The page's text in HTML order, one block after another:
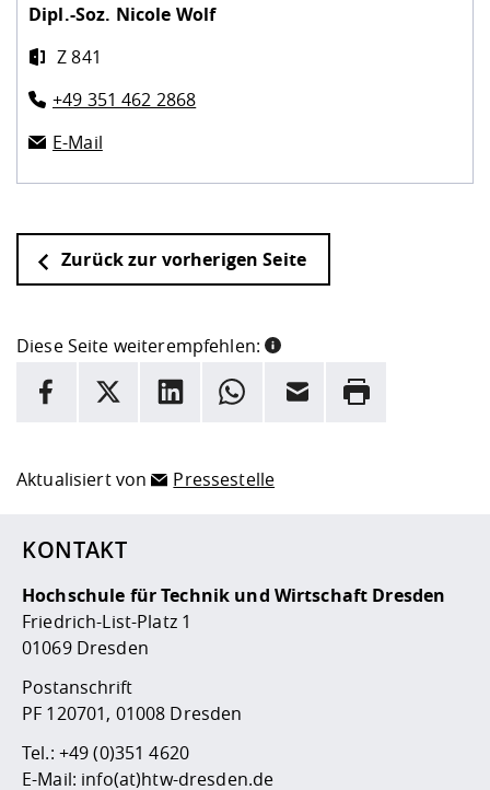
Dipl.-Soz. Nicole Wolf
Z 841
+49 351 462 2868
E-Mail
Zurück zur vorherigen Seite
Diese Seite weiterempfehlen:
INFORMATION
Facebook
X LinkedInWhatsappE-Mail Drucken
Aktualisiert von Pressestelle
KONTAKT
Hochschule für Technik und Wirtschaft Dresden
Friedrich-List-Platz 1
01069 Dresden
Postanschrift
PF 120701, 01008 Dresden
Tel.: +49 (0)351 4620
E-Mail: info(at)htw-dresden.de